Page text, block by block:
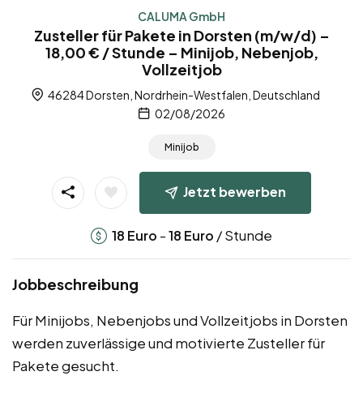
CALUMA GmbH
Zusteller für Pakete in Dorsten (m/w/d) –
18,00 € / Stunde – Minijob, Nebenjob,
Vollzeitjob
46284 Dorsten, Nordrhein-Westfalen, Deutschland
02/08/2026
Minijob
Jetzt bewerben
18 Euro -18 Euro / Stunde
Jobbeschreibung
Für Minijobs, Nebenjobs und Vollzeitjobs in Dorsten
werden zuverlässige und motivierte Zusteller für
Pakete gesucht.